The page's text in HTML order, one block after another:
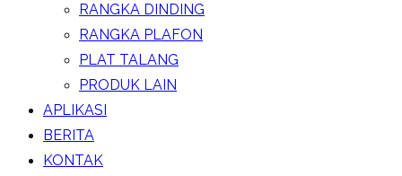
RANGKA DINDING
RANGKA PLAFON
PLAT TALANG
PRODUK LAIN
APLIKASI
BERITA
KONTAK